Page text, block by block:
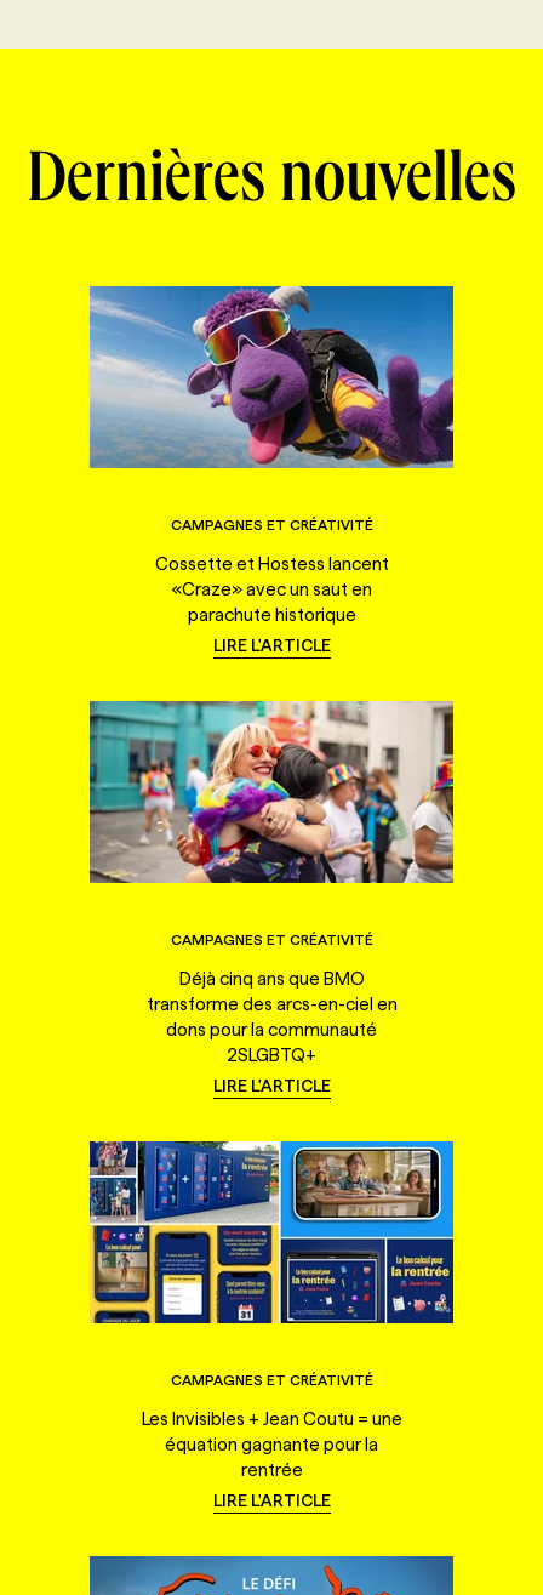
Dernières nouvelles
CAMPAGNES ET CRÉATIVITÉ
Cossette et Hostess lancent
«Craze» avec un saut en
parachute historique
LIRE L'ARTICLE
CAMPAGNES ET CRÉATIVITÉ
Déjà cinq ans que BMO
transforme des arcs-en-ciel en
dons pour la communauté
2SLGBTQ+
LIRE L'ARTICLE
CAMPAGNES ET CRÉATIVITÉ
Les Invisibles + Jean Coutu = une
équation gagnante pour la
rentrée
LIRE L'ARTICLE